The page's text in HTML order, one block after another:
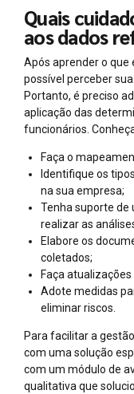
Quais
aos dados
Após aprender o que
possível perceber
Portanto, é preciso
aplicação das
funcionários.
Faça o
Identifique os
na sua empresa;
Tenha suporte de
realizar as
Elabore os
coletados;
Faça
Adote medidas
eliminar riscos.
Para facilitar a
com uma solução
com um módulo de
qualitativa que